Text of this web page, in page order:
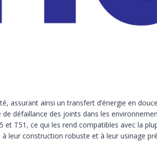
assurant ainsi un transfert d’énergie en
défaillance des joints dans les
T51, ce qui les rend compatibles avec la
leur construction robuste et à leur usinage